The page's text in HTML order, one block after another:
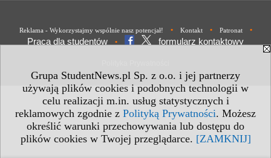
Grupa StudentNews.pl Sp. z o.o. i jej partnerzy
używają plików cookies i podobnych technologii w
celu realizacji m.in. usług statystycznych i
reklamowych zgodnie z Polityką Prywatności. Możesz
określić warunki przechowywania lub dostępu do
plików cookies w Twojej przeglądarce. [ZAMKNIJ]
Reklama - Wykorzystajmy wspólnie nasz potencjał! • Kontakt • Patronat •
Praca dla studentów • formularz kontaktowy